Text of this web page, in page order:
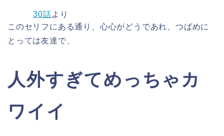
30話より
このセリフにある通り、心心がどうであれ、つばめに
とっては友達で、
人外すぎてめっちゃカ
ワイイ